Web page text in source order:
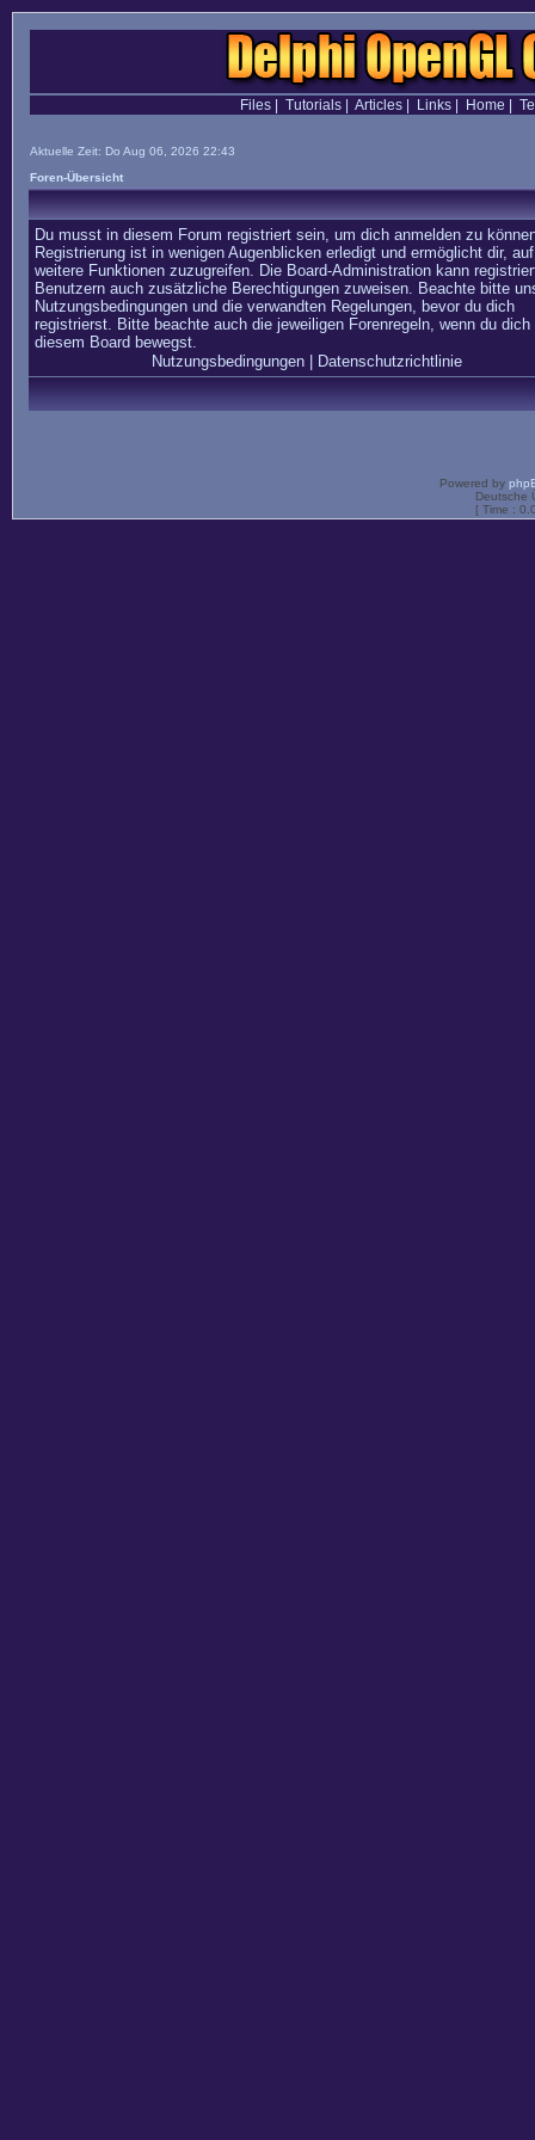
Files| Tutorials| Articles| Links| Home
Aktuelle Zeit: Do Aug 06, 2026 22:43
Foren-Übersicht
Du musst in diesem Forum registriert sein, um dich anmelden zu
Registrierung ist in wenigen Augenblicken erledigt und ermöglicht dir, auf
weitere Funktionen zuzugreifen. Die Board-Administration kann
Benutzern auch zusätzliche Berechtigungen zuweisen. Beachte bitte
Nutzungsbedingungen und die verwandten Regelungen, bevor du dich
registrierst. Bitte beachte auch die jeweiligen Forenregeln, wenn du dich
diesem Board bewegst.
Nutzungsbedingungen| Datenschutzrichtlinie
Powered by
Deutsche
[ Time :